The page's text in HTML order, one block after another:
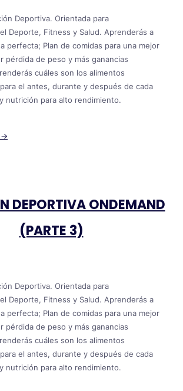
Deportiva. Orientada para
Deporte, Fitness y Salud. Aprenderás a
perfecta; Plan de comidas para una mejor
pérdida de peso y más ganancias
cuáles son los alimentos
el antes, durante y después de cada
nutrición para alto rendimiento.
→
DEPORTIVA ONDEMAND
(PARTE 3)
Deportiva. Orientada para
Deporte, Fitness y Salud. Aprenderás a
perfecta; Plan de comidas para una mejor
pérdida de peso y más ganancias
cuáles son los alimentos
el antes, durante y después de cada
nutrición para alto rendimiento.